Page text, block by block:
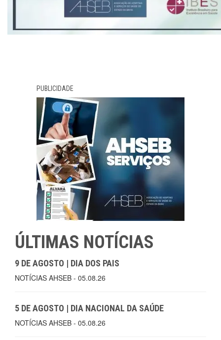
PUBLICIDADE
ÚLTIMAS NOTÍCIAS
9 DE AGOSTO | DIA DOS PAIS
NOTÍCIAS AHSEB - 05.08.26
5 DE AGOSTO | DIA NACIONAL DA SAÚDE
NOTÍCIAS AHSEB - 05.08.26